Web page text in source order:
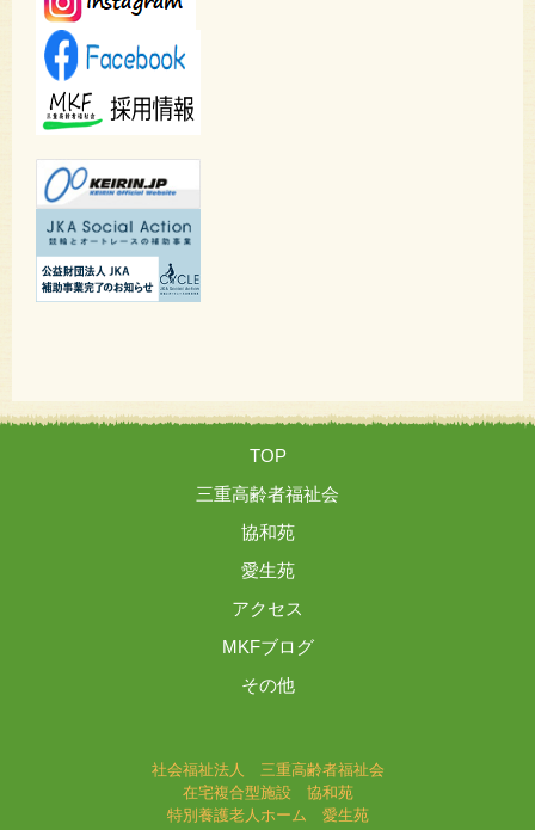
TOP
三重高齢者福祉会
協和苑
愛生苑
アクセス
MKFブログ
その他
社会福祉法人 三重高齢者福祉会
在宅複合型施設 協和苑
特別養護老人ホーム 愛生苑